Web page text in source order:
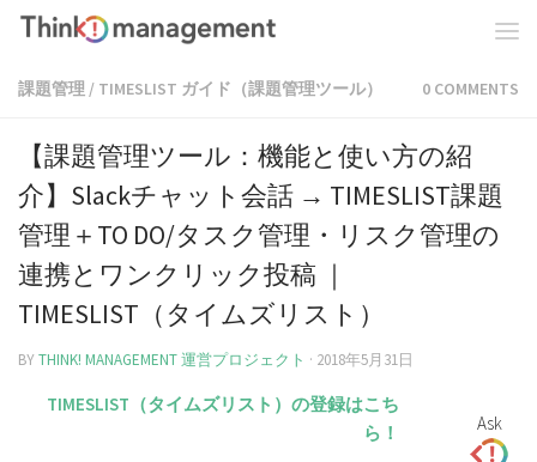
課題管理 / TIMESLIST ガイド（課題管理ツール） 0 COMMENTS
【課題管理ツール：機能と使い方の紹
介】Slackチャット会話 → TIMESLIST課題
管理＋TO DO/タスク管理・リスク管理の
連携とワンクリック投稿 ｜
TIMESLIST（タイムズリスト）
BYTHINK! MANAGEMENT 運営プロジェクト · 2018年5月31日
TIMESLIST（タイムズリスト）の登録はこち
ら！
Ask